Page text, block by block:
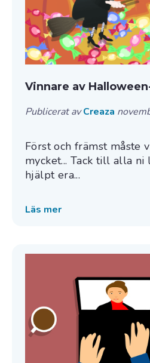
Vinnare av
Publicerat avCreaza
Först och främst måste
mycket... Tack till alla
hjälpt era...
Läs mer